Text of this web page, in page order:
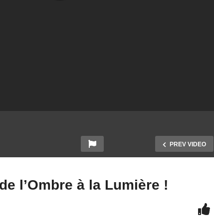
PREV VIDEO
l’Ombre à la Lumière !